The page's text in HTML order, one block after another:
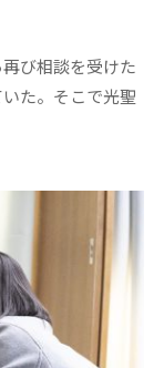
び相談を受けた
た。そこで光聖